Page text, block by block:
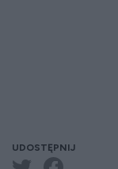
UDOSTĘPNIJ